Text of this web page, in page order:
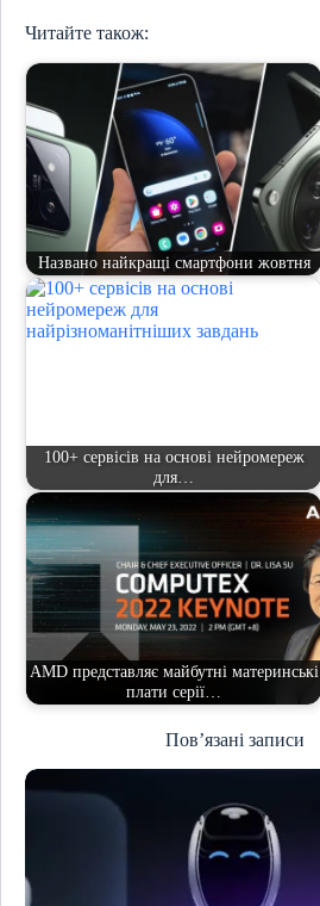
Читайте також:
Названо найкращі смартфони жовтня
100+ сервісів на основі нейромереж
для…
AMD представляє майбутні материнські
плати серії…
Пов’язані записи